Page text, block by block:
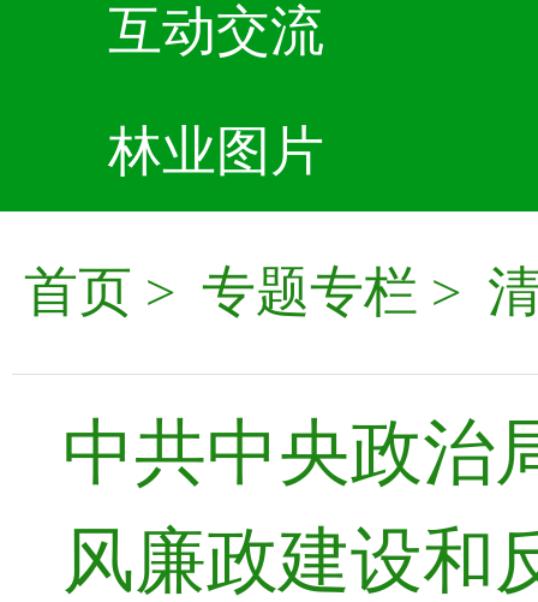
互动交流
林业图片
首页 > 专题专栏 >
中共中央政治
风廉政建设和